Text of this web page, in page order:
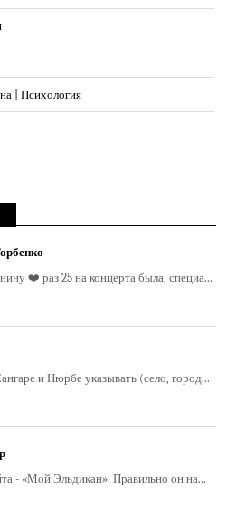
| Психология
❤️ раз 25 на концерта была, специа...
и Нюрбе указывать (село, город...
- «Мой Эльдикан». Правильно он на...